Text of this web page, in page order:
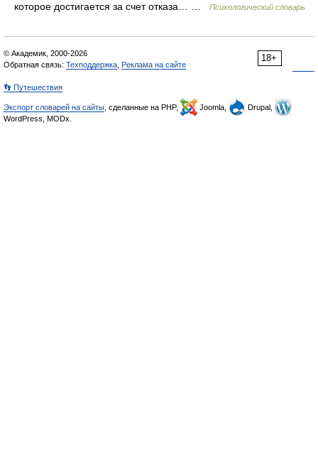
которое достигается за счет отказа… …
Психологический словарь
18+
© Академик, 2000-2026
Обратная связь: Техподдержка Реклама на сайте
👣 Путешествия
Экспорт словарей на сайты , сделанные на PHP, Joomla,
Drupal,
WordPress, MODx.